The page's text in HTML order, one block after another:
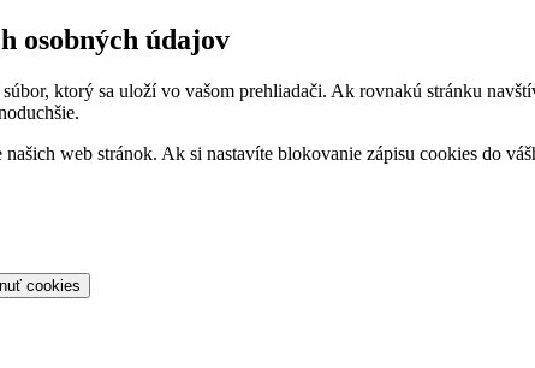
osobných údajov
ktorý sa uloží vo vašom prehliadači. Ak rovnakú stránku
web stránok. Ak si nastavíte blokovanie zápisu cookies do